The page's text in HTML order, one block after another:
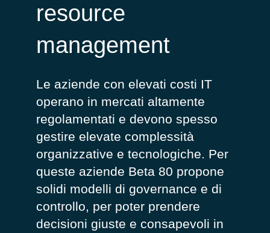
resource
management
Le aziende con elevati costi IT
operano in mercati altamente
regolamentati e devono spesso
gestire elevate complessità
organizzative e tecnologiche. Per
queste aziende Beta 80 propone
solidi modelli di governance e di
controllo, per poter prendere
decisioni giuste e consapevoli in